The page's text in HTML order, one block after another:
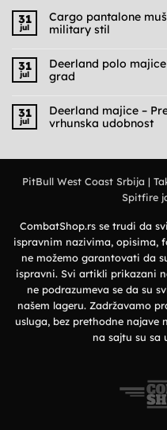
31
jul
Cargo pantalone
military stil
na
Cargo
pantalone
muške
Praktičnost,
udobnost
i
military
31
jul
Deerland polo
grad
na
Deerland
polo
izbor
prirodu
i
31
jul
Deerland majice –
vrhunska udobnost
–
vrhunska
udobnost
PitBull West Coast Srbija |
Spitfire
CombatShop.rs se trudi da
ispravnim nazivima, opisima,
ne možemo garantovati da
ispravni. Svi artikli prikazani
ne podrazumeva se da su
našem lageru. Zadržavamo
usluga, bez prethodne najave
na sajtu su sa